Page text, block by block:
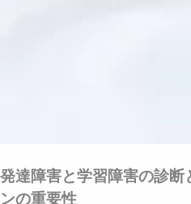
発達障害と学習障害の診断
ンの重要性